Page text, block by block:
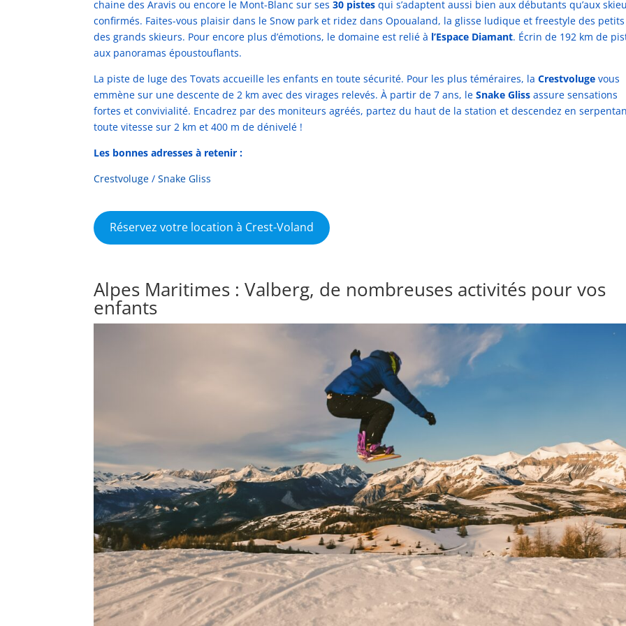
chaine des Aravis ou encore le Mont-Blanc sur ses 30 pistes qui s’adaptent aussi bien aux débutants qu’aux
confirmés. Faites-vous plaisir dans le Snow park et ridez dans Opoualand, la glisse ludique et freestyle des
des grands skieurs. Pour encore plus d’émotions, le domaine est relié à l’Espace Diamant. Écrin de 192 km de
aux panoramas époustouflants.
La piste de luge des Tovats accueille les enfants en toute sécurité. Pour les plus téméraires, la Crestvoluge vous
emmène sur une descente de 2 km avec des virages relevés. À partir de 7 ans, leSnake Gliss assure sensations
fortes et convivialité. Encadrez par des moniteurs agréés, partez du haut de la station et descendez en
toute vitesse sur 2 km et 400 m de dénivelé !
Les bonnes adresses à retenir :
Crestvoluge /Snake Gliss
Réservez votre location à Crest-Voland
Alpes Maritimes : Valberg, de nombreuses activités pour vos
enfants